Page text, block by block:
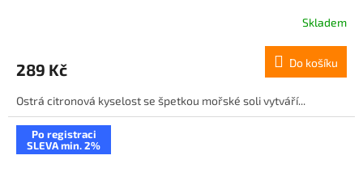
Skladem
289 Kč Do košíku
Ostrá citronová kyselost se špetkou mořské soli vytváří...
Po registraci
SLEVA min. 2%